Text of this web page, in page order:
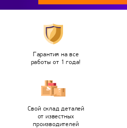
Гарантия на все
работы от 1 года!
Свой склад деталей
от известных
производителей